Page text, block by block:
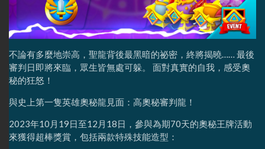
不論有多麼地崇高，聖龍背後最黑暗的祕密，終將揭曉…… 最後
審判日即將來臨，眾生皆無處可躲。 面對真實的自我，感受奧
秘的狂怒！
與史上第一隻英雄奧秘龍見面：高奧秘審判龍！
2023年10月19日至12月18日，參與為期70天的奧秘王牌活動
來獲得超棒獎賞，包括兩款特殊技能造型：